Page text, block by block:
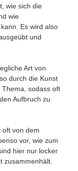
wie sich die
wie
Es wird also
und
Art von
durch die Kunst
sodass oft
Aufbruch zu
oft von dem
vor, wie zum
hier nur locker
zusammenhält.